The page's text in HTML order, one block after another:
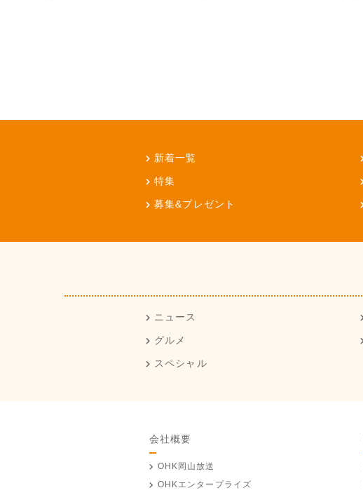
新着一覧
特集
募集&プレゼント
ニュース
グルメ
スペシャル
会社概要
OHK岡山放送
OHKエンタープライズ